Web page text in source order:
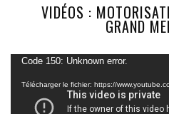
VIDÉOS :
GRAND
Lecteur
vidéo
Code 150: Unknown error.
Télécharger le fichier: https://